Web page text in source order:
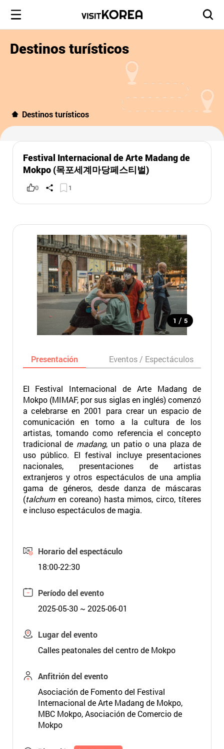
Destinos turísticos
Destinos turísticos
Festival Internacional de Arte Madang de
Mokpo (목포세계마당페스티벌)
0 1
1 / 5
Presentación Eventos / Espectáculos
El Festival Internacional de Arte Madang de
Mokpo (MIMAF, por sus siglas en inglés) comenzó
a celebrarse en 2001 para crear un espacio de
comunicación en torno a la cultura de los
artistas, tomando como referencia el concepto
tradicional de madang, un patio o una plaza de
uso público. El festival incluye presentaciones
nacionales, presentaciones de artistas
extranjeros y otros espectáculos de una amplia
gama de géneros, desde danza de máscaras
(talchum en coreano) hasta mimos, circo, títeres
e incluso espectáculos de magia.
Horario del espectáculo
18:00-22:30
Período del evento
2025-05-30 ~ 2025-06-01
Lugar del evento
Calles peatonales del centro de Mokpo
Anfitrión del evento
Asociación de Fomento del Festival
Internacional de Arte Madang de Mokpo,
MBC Mokpo, Asociación de Comercio de
Mokpo